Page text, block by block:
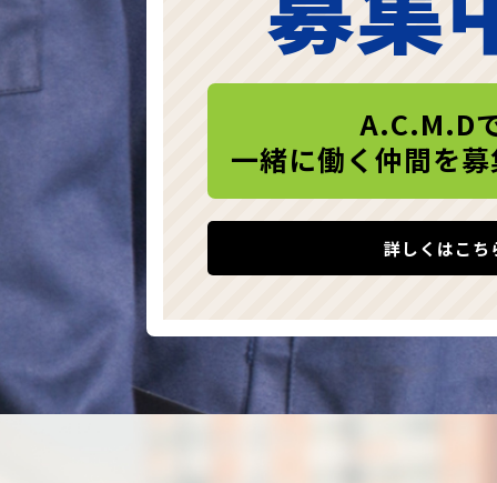
A.C.M.D
一緒に働く仲間を
詳しくはこち